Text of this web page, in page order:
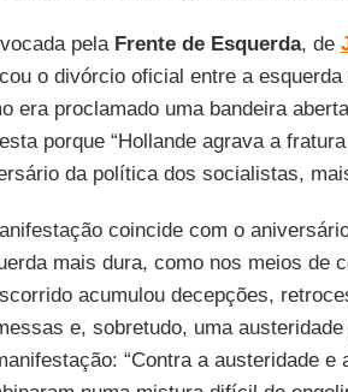
pelaFrente de Esquerda, de
o divórcio oficial entre a
era proclamado uma bandeira
porque “Hollande agrava a
da política dos socialistas,
coincide com o
mais dura, como nos meios de
acumulou decepções,
e, sobretudo, uma
“Contra a austeridade e